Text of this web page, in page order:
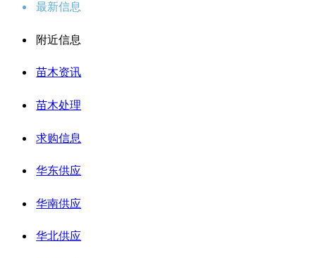
最新信息
附近信息
苗木资讯
苗木处理
求购信息
华东供应
华南供应
华北供应